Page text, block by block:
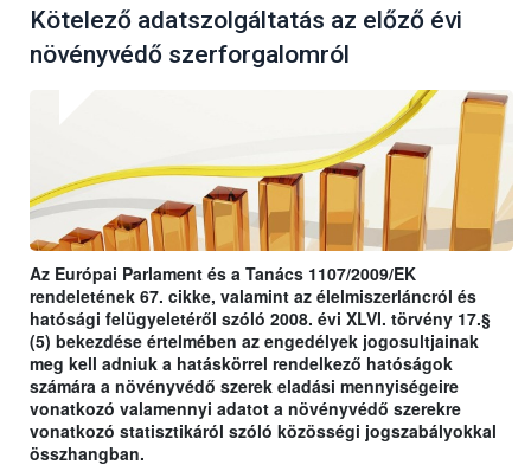
Kötelező adatszolgáltatás az előző évi
növényvédő szerforgalomról
Az Európai Parlament és a Tanács 1107/2009/EK
rendeletének 67. cikke, valamint az élelmiszerláncról és
hatósági felügyeletéről szóló 2008. évi XLVI. törvény 17.§
(5) bekezdése értelmében az engedélyek jogosultjainak
meg kell adniuk a hatáskörrel rendelkező hatóságok
számára a növényvédő szerek eladási mennyiségeire
vonatkozó valamennyi adatot a növényvédő szerekre
vonatkozó statisztikáról szóló közösségi jogszabályokkal
összhangban.